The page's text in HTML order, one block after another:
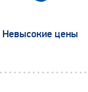
Невысокие цены